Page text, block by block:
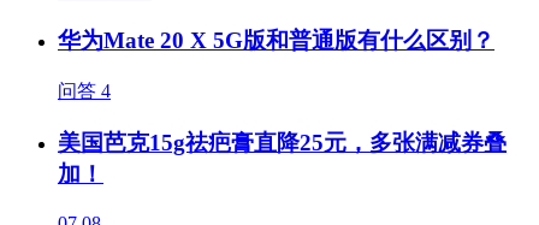
华为Mate 20 X 5G版和普通版有什么区别？
问答 4
美国芭克15g祛疤膏直降25元，多张满减券叠
加！